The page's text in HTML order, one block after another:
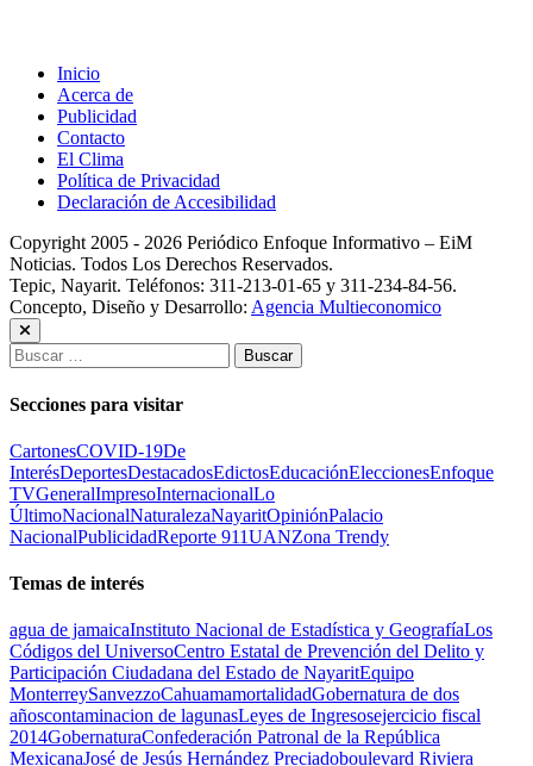
Inicio
Acerca de
Publicidad
Contacto
El Clima
Política de Privacidad
Declaración de Accesibilidad
Copyright 2005 - 2026 Periódico Enfoque Informativo – EiM
Noticias. Todos Los Derechos Reservados.
Tepic, Nayarit. Teléfonos: 311-213-01-65 y 311-234-84-56.
Concepto, Diseño y Desarrollo: Agencia Multieconomico
Buscar:
Secciones para visitar
CartonesCOVID-19De
InterésDeportesDestacadosEdictosEducaciónEleccionesEnfoque
TVGeneralImpresoInternacionalLo
ÚltimoNacionalNaturalezaNayaritOpiniónPalacio
NacionalPublicidadReporte 911UANZona Trendy
Temas de interés
agua de jamaicaInstituto Nacional de Estadística y GeografíaLos
Códigos del UniversoCentro Estatal de Prevención del Delito y
Participación Ciudadana del Estado de NayaritEquipo
MonterreySanvezzoCahuamamortalidadGobernatura de dos
añoscontaminacion de lagunasLeyes de Ingresosejercicio fiscal
2014GobernaturaConfederación Patronal de la República
MexicanaJosé de Jesús Hernández Preciadoboulevard Riviera